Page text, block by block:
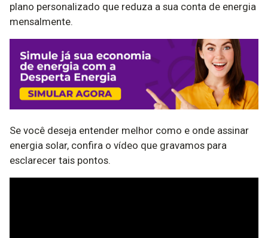
plano personalizado que reduza a sua conta de energia
mensalmente.
Se você deseja entender melhor como e onde assinar
energia solar, confira o vídeo que gravamos para
esclarecer tais pontos.